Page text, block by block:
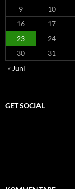
9
10
16
17
23
24
30
31
« Juni
GET SOCIAL